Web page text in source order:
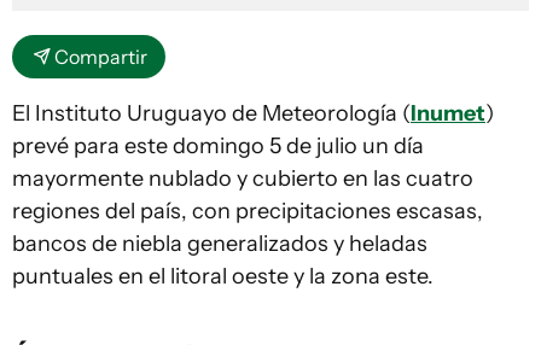
Compartir
El Instituto Uruguayo de Meteorología (Inumet)
prevé para este domingo 5 de julio un día
mayormente nublado y cubierto en las cuatro
regiones del país, con precipitaciones escasas,
bancos de niebla generalizados y heladas
puntuales en el litoral oeste y la zona este.